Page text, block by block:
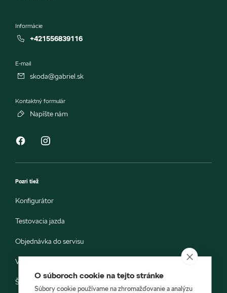
Informácie
+421556839116
E-mail
skoda@gabriel.sk
Kontaktný formulár
Napíšte nám
Pozri tiež
Konfigurátor
Testovacia jazda
Objednávka do servisu
Vozidlá ihneď k odberu
Škoda E-shop
O súboroch cookie na tejto stránke
Súbory cookie používame na zhromažďovanie a analýzu